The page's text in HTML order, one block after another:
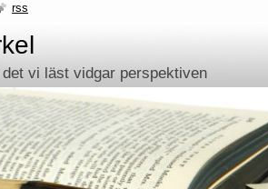
vi läst vidgar perspektiven
rss